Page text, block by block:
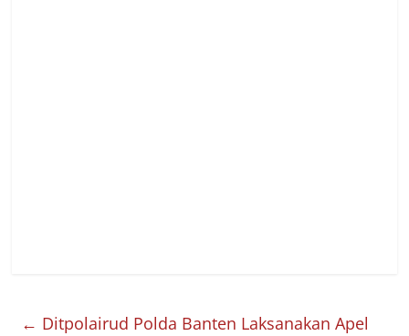
← Ditpolairud Polda Banten Laksanakan Apel